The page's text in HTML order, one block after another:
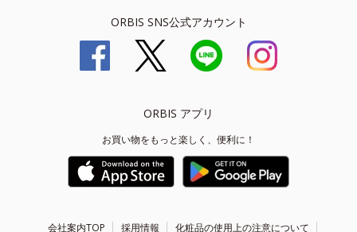
ORBIS SNS公式アカウント
ORBIS アプリ
お買い物をもっと楽しく、便利に！
会社案内TOP 採用情報 化粧品の使用上の注意について